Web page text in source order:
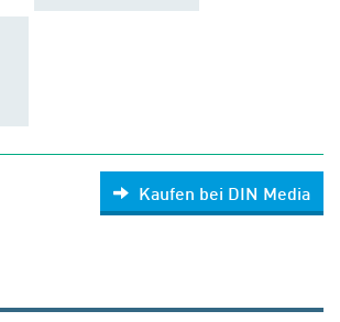
Kaufen bei DIN Media